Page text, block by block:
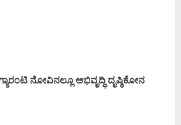
ನೋವಿನಲ್ಲೂ ಅಭಿವೃದ್ಧಿ ದೃಷ್ಠಿಕೋನ